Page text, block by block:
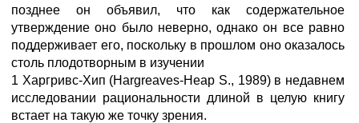
позднее он объявил, что как содержательное
утверждение оно было неверно, однако он все равно
поддерживает его, поскольку в прошлом оно оказалось
столь плодотворным в изучении
1 Харгривс-Хип (Hargreaves-Heap S., 1989) в недавнем
исследовании рациональности длиной в целую книгу
встает на такую же точку зрения.